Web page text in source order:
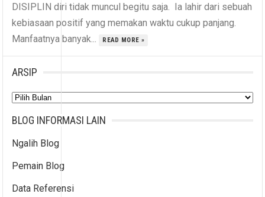
DISIPLIN diri tidak muncul begitu saja. Ia lahir dari sebuah
kebiasaan positif yang memakan waktu cukup panjang.
Manfaatnya banyak...
READ MORE »
ARSIP
Arsip
BLOG INFORMASI LAIN
Ngalih Blog
Pemain Blog
Data Referensi